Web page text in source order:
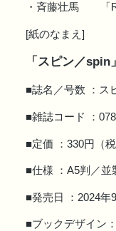
・斉藤壮馬 「
[紙のなまえ]
「スピン／
■誌名／号数 ：
■雑誌コード ：
■定価 ：330円（税
■仕様 ：A5判／並
■発売日 ：2024年
■ブックデザイン